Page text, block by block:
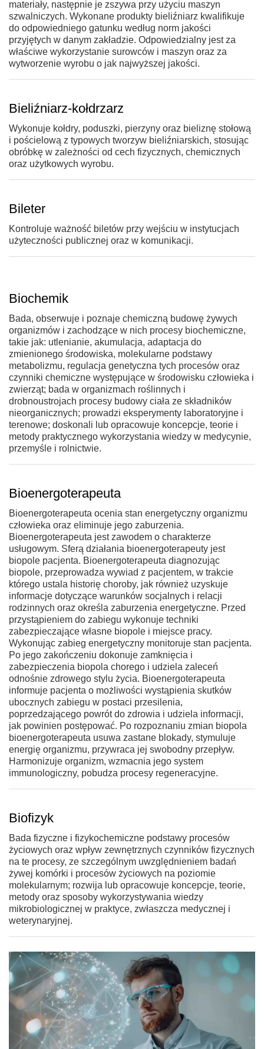
materiały, następnie je zszywa przy użyciu maszyn
szwalniczych. Wykonane produkty bieliźniarz kwalifikuje
do odpowiedniego gatunku według norm jakości
przyjętych w danym zakładzie. Odpowiedzialny jest za
właściwe wykorzystanie surowców i maszyn oraz za
wytworzenie wyrobu o jak najwyższej jakości.
Bieliźniarz-kołdrzarz
Wykonuje kołdry, poduszki, pierzyny oraz bieliznę stołową
i pościelową z typowych tworzyw bieliźniarskich, stosując
obróbkę w zależności od cech fizycznych, chemicznych
oraz użytkowych wyrobu.
Bileter
Kontroluje ważność biletów przy wejściu w instytucjach
użyteczności publicznej oraz w komunikacji.
Biochemik
Bada, obserwuje i poznaje chemiczną budowę żywych
organizmów i zachodzące w nich procesy biochemiczne,
takie jak: utlenianie, akumulacja, adaptacja do
zmienionego środowiska, molekularne podstawy
metabolizmu, regulacja genetyczna tych procesów oraz
czynniki chemiczne występujące w środowisku człowieka i
zwierząt; bada w organizmach roślinnych i
drobnoustrojach procesy budowy ciała ze składników
nieorganicznych; prowadzi eksperymenty laboratoryjne i
terenowe; doskonali lub opracowuje koncepcje, teorie i
metody praktycznego wykorzystania wiedzy w medycynie,
przemyśle i rolnictwie.
Bioenergoterapeuta
Bioenergoterapeuta ocenia stan energetyczny organizmu
człowieka oraz eliminuje jego zaburzenia.
Bioenergoterapeuta jest zawodem o charakterze
usługowym. Sferą działania bioenergoterapeuty jest
biopole pacjenta. Bioenergoterapeuta diagnozując
biopole, przeprowadza wywiad z pacjentem, w trakcie
którego ustala historię choroby, jak również uzyskuje
informacje dotyczące warunków socjalnych i relacji
rodzinnych oraz określa zaburzenia energetyczne. Przed
przystąpieniem do zabiegu wykonuje techniki
zabezpieczające własne biopole i miejsce pracy.
Wykonując zabieg energetyczny monitoruje stan pacjenta.
Po jego zakończeniu dokonuje zamknięcia i
zabezpieczenia biopola chorego i udziela zaleceń
odnośnie zdrowego stylu życia. Bioenergoterapeuta
informuje pacjenta o możliwości wystąpienia skutków
ubocznych zabiegu w postaci przesilenia,
poprzedzającego powrót do zdrowia i udziela informacji,
jak powinien postępować. Po rozpoznaniu zmian biopola
bioenergoterapeuta usuwa zastane blokady, stymuluje
energię organizmu, przywraca jej swobodny przepływ.
Harmonizuje organizm, wzmacnia jego system
immunologiczny, pobudza procesy regeneracyjne.
Biofizyk
Bada fizyczne i fizykochemiczne podstawy procesów
życiowych oraz wpływ zewnętrznych czynników fizycznych
na te procesy, ze szczególnym uwzględnieniem badań
żywej komórki i procesów życiowych na poziomie
molekularnym; rozwija lub opracowuje koncepcje, teorie,
metody oraz sposoby wykorzystywania wiedzy
mikrobiologicznej w praktyce, zwłaszcza medycznej i
weterynaryjnej.